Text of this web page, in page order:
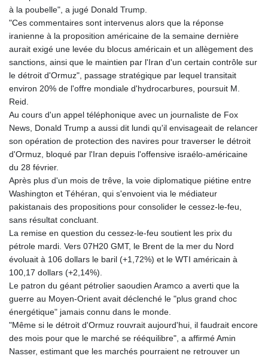
à la poubelle", a jugé Donald Trump.
"Ces commentaires sont intervenus alors que la réponse
iranienne à la proposition américaine de la semaine dernière
aurait exigé une levée du blocus américain et un allègement des
sanctions, ainsi que le maintien par l'Iran d'un certain contrôle sur
le détroit d'Ormuz", passage stratégique par lequel transitait
environ 20% de l'offre mondiale d'hydrocarbures, poursuit M.
Reid.
Au cours d'un appel téléphonique avec un journaliste de Fox
News, Donald Trump a aussi dit lundi qu'il envisageait de relancer
son opération de protection des navires pour traverser le détroit
d'Ormuz, bloqué par l'Iran depuis l'offensive israélo-américaine
du 28 février.
Après plus d'un mois de trêve, la voie diplomatique piétine entre
Washington et Téhéran, qui s'envoient via le médiateur
pakistanais des propositions pour consolider le cessez-le-feu,
sans résultat concluant.
La remise en question du cessez-le-feu soutient les prix du
pétrole mardi. Vers 07H20 GMT, le Brent de la mer du Nord
évoluait à 106 dollars le baril (+1,72%) et le WTI américain à
100,17 dollars (+2,14%).
Le patron du géant pétrolier saoudien Aramco a averti que la
guerre au Moyen-Orient avait déclenché le "plus grand choc
énergétique" jamais connu dans le monde.
"Même si le détroit d'Ormuz rouvrait aujourd'hui, il faudrait encore
des mois pour que le marché se rééquilibre", a affirmé Amin
Nasser, estimant que les marchés pourraient ne retrouver un